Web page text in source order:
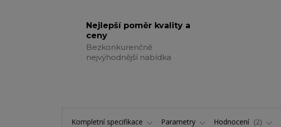
Nejlepší poměr kvality a
ceny
Bezkonkurenčně
nejvýhodnější nabídka
Kompletní specifikace Parametry Hodnocení 2